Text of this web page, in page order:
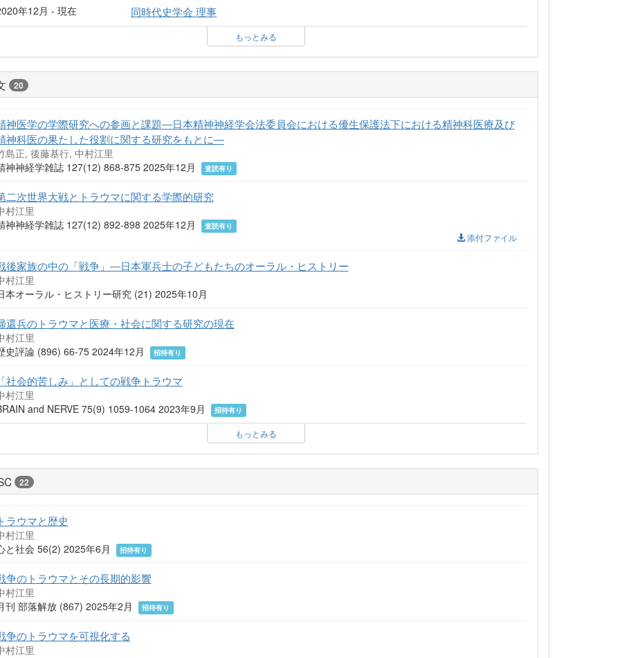
年12月 - 現在 同時代史学会 理事
もっとみる
20
神医学の学際研究への参画と課題―日本精神神経学会法委員会における優生保護法下における精神科医療及び
神科医の果たした役割に関する研究をもとに―
島正, 後藤基行, 中村江里
神神経学雑誌 127(12) 868-875 2025年12月
査読有り
二次世界大戦とトラウマに関する学際的研究
村江里
神神経学雑誌 127(12) 892-898 2025年12月
査読有り
添付ファイル
後家族の中の「戦争」―日本軍兵士の子どもたちのオーラル・ヒストリー
村江里
本オーラル・ヒストリー研究 (21) 2025年10月
還兵のトラウマと医療・社会に関する研究の現在
村江里
史評論 (896) 66-75 2024年12月
招待有り
社会的苦しみ」としての戦争トラウマ
村江里
and NERVE 75(9) 1059-1064 2023年9月
招待有り
もっとみる
22
ラウマと歴史
村江里
と社会 56(2) 2025年6月
招待有り
争のトラウマとその長期的影響
村江里
刊 部落解放 (867) 2025年2月
招待有り
争のトラウマを可視化する
村江里